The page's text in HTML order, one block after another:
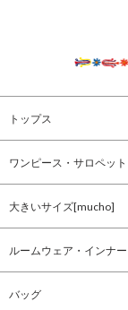
トップス
ワンピース・サロペット
大きいサイズ[mucho]
ルームウェア・インナー
バッグ